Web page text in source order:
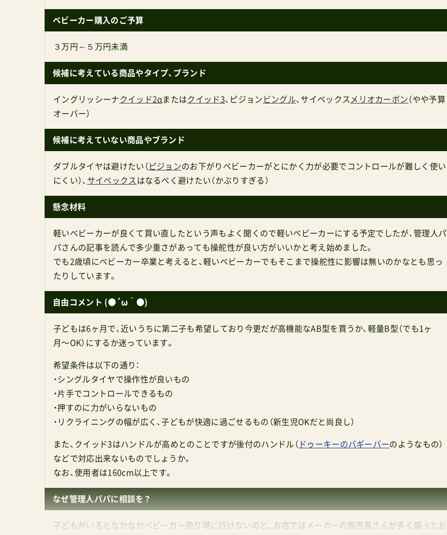
ベビーカー購入のご予算
３万円～５万円未満
候補に考えている商品やタイプ、ブランド
イングリッシーナクイッド2α またはクイッド3、ピジョン ビングル、サイベックス メリオカーボン （やや予算
オーバー）
候補に考えていない商品やブランド
ダブルタイヤは避けたい（ ピジョンのお下がりベビーカーがとにかく力が必要でコントロールが難しく使い
にくい）、 サイベックス はなるべく避けたい（かぶりすぎる）
懸念材料
軽いベビーカーが良くて買い直したという声もよく聞くので軽いベビーカーにする予定でしたが、管理人パ
パさんの記事を読んで多少重さがあっても操舵性が良い方がいいかと考え始めました。
でも2歳頃にベビーカー卒業と考えると、軽いベビーカーでもそこまで操舵性に影響は無いのかなとも思っ
たりしています。
自由コメント (●´ω｀●)
子どもは6ヶ月で、近いうちに第二子も希望しており今更だが高機能なAB型を買うか、軽量B型（でも1ヶ
月〜OK）にするか迷っています。
希望条件は以下の通り：
・シングルタイヤで操作性が良いもの
・片手でコントロールできるもの
・押すのに力がいらないもの
・リクライニングの幅が広く、子どもが快適に過ごせるもの（新生児OKだと尚良し）
また、クイッド3はハンドルが高めとのことですが後付のハンドル（ ドゥーキーのバギーバーのようなもの）
などで対応出来ないものでしょうか。
なお、使用者は160cm以上です。
なぜ管理人パパに相談を？
子どもがいるとなかなかベビーカー売り場に行けないのと、お店ではメーカーの販売員さんが多く偏ったお